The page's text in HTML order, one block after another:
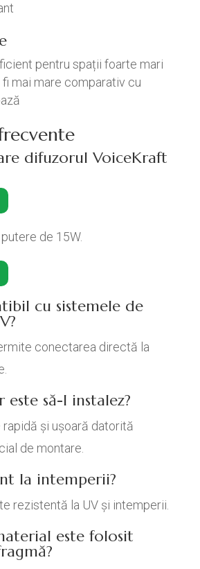
pentru spații foarte mari
mai mare comparativ cu
difuzorul VoiceKraft
de 15W.
cu sistemele de
conectarea directă la
este să-l instalez?
rapidă și ușoară datorită
de montare.
la intemperii?
rezistentă la UV și intemperii.
este folosit